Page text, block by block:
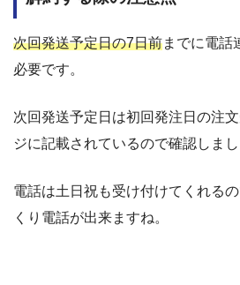
次回発送予定日の7日前までに電話
必要です。
次回発送予定日は初回発注日の注
ジに記載されているので確認しまし
電話は土日祝も受け付けてくれる
くり電話が出来ますね。